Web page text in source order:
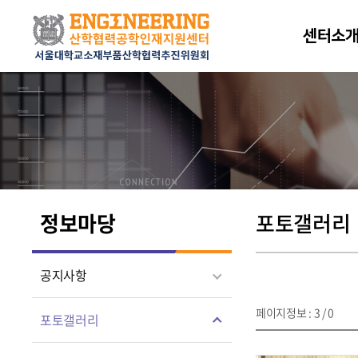
센터소
정보마당
공지사항
포토갤러리
포토갤러리
페이지정보 : 3 / 0